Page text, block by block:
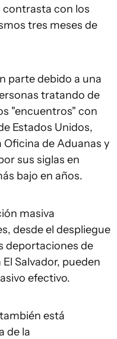
contrasta con los
tres meses de
parte debido a una
tratando de
"encuentros" con
Estados Unidos,
de Aduanas y
sus siglas en
bajo en años.
masiva
desde el despliegue
deportaciones de
Salvador, pueden
efectivo.
está
de la